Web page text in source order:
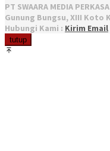
PT SWAARA MEDIA PERKASA
Gunung Bungsu, XIII Koto
Hubungi Kami : Kirim Email
tutup